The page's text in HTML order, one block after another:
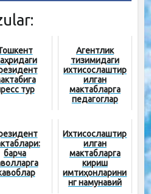
тур
Агентлик
тизимидаги
ихтисослаштир
илган
мактабларга
педагоглар
барча
Ихтисослаштир
илган
мактабларга
кириш
имтиҳонларини
нг намунавий